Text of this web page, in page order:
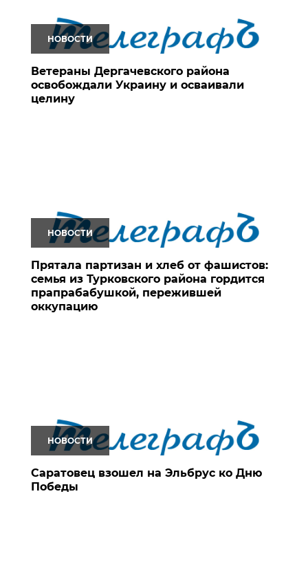
НОВОСТИ
Ветераны Дергачевского района
освобождали Украину и осваивали
целину
НОВОСТИ
Прятала партизан и хлеб от фашистов:
семья из Турковского района гордится
прапрабабушкой, пережившей
оккупацию
НОВОСТИ
Саратовец взошел на Эльбрус ко Дню
Победы